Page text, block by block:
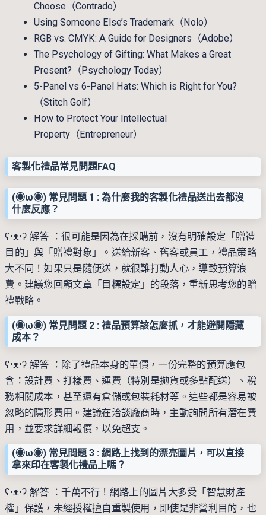
Choose（Contrado）
Using Someone Else’s Trademark（Nolo）
RGB vs. CMYK: A Guide for Designers（Adobe）
The Psychology of Gifting: What Makes a Great
Present?（Psychology Today）
5-Panel vs 6-Panel Hats: Which is Right for You?
（Stitch Golf）
How to Protect Your Intellectual
Property（Entrepreneur）
客製化禮品常見問題FAQ
(◉ω◉) 常見問題 1 : 為什麼我的客製化禮品送出去都沒
什麼反應？
ʕ•ᴥ•ʔ 解答 ：很可能是因為在採購前，沒有明確設定「贈禮
目的」與「贈禮對象」。送給新客、舊客或員工，禮品策略
大不同！如果只是隨便送，就很難打動人心，導致預算浪
費。建議您回顧文章「目標設定」的段落，重新思考您的贈
禮戰略。
(◉ω◉) 常見問題 2 : 禮品預算該怎麼抓，才能避開隱藏
成本？
ʕ•ᴥ•ʔ 解答 ：除了禮品本身的單價，一份完整的預算應包
含：設計費、打樣費、運費（特別是拋貨或多點配送）、稅
務相關成本，甚至還有倉儲或包裝耗材等。這些都是容易被
忽略的隱形費用。建議在洽談廠商時，主動詢問所有潛在費
用，並要求詳細報價，以免超支。
(◉ω◉) 常見問題 3 : 網路上找到的漂亮圖片，可以直接
拿來印在客製化禮品上嗎？
ʕ•ᴥ•ʔ 解答 ：千萬不行！網路上的圖片大多受「智慧財產
權」保護，未經授權擅自重製使用，即使是非營利目的，也